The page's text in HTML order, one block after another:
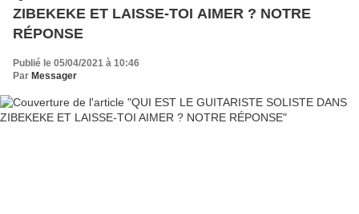
ZIBEKEKE ET LAISSE-TOI AIMER ? NOTRE
RÉPONSE
Publié le 05/04/2021 à 10:46
Par Messager